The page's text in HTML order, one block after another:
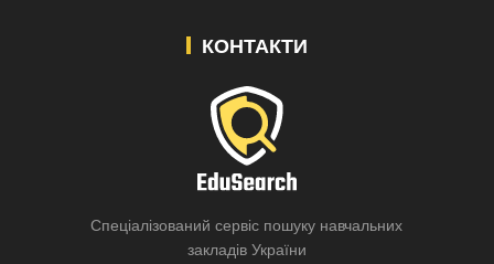
КОНТАКТИ
Спеціалізований сервіс пошуку навчальних
закладів України